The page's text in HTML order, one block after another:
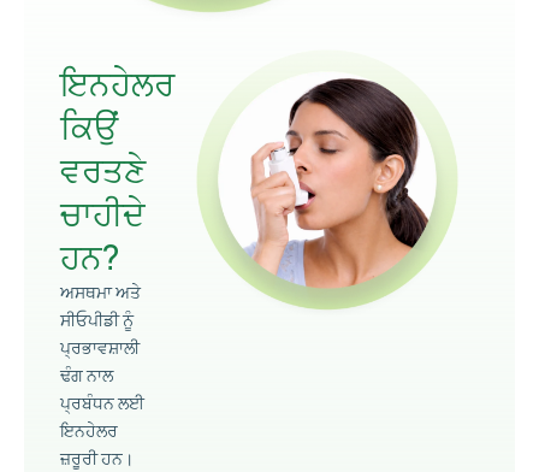
ਇਨਹੇਲਰ
ਕਿਉਂ
ਵਰਤਣੇ
ਚਾਹੀਦੇ
ਹਨ?
ਅਸਥਮਾ ਅਤੇ
ਸੀਓਪੀਡੀ ਨੂੰ
ਪ੍ਰਭਾਵਸ਼ਾਲੀ
ਢੰਗ ਨਾਲ
ਪ੍ਰਬੰਧਨ ਲਈ
ਇਨਹੇਲਰ
ਜ਼ਰੂਰੀ ਹਨ।